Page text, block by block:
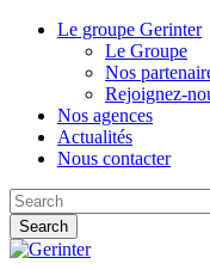
Skip
Le groupe Gerinter
Le Groupe
Nos
Rejoignez-
Nos agences
Actualités
Nous contacter
Search
Close